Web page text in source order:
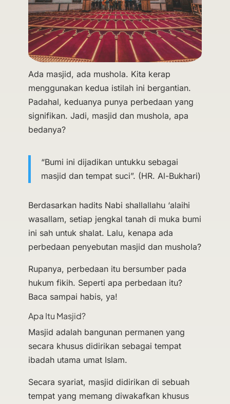
Ada masjid, ada mushola. Kita kerap
menggunakan kedua istilah ini bergantian.
Padahal, keduanya punya perbedaan yang
signifikan. Jadi, masjid dan mushola, apa
bedanya?
“Bumi ini dijadikan untukku sebagai
masjid dan tempat suci”. (HR. Al-Bukhari)
Berdasarkan hadits Nabi shallallahu ‘alaihi
wasallam, setiap jengkal tanah di muka bumi
ini sah untuk shalat. Lalu, kenapa ada
perbedaan penyebutan masjid dan mushola?
Rupanya, perbedaan itu bersumber pada
hukum fikih. Seperti apa perbedaan itu?
Baca sampai habis, ya!
Apa Itu Masjid?
Masjid adalah bangunan permanen yang
secara khusus didirikan sebagai tempat
ibadah utama umat Islam.
Secara syariat, masjid didirikan di sebuah
tempat yang memang diwakafkan khusus